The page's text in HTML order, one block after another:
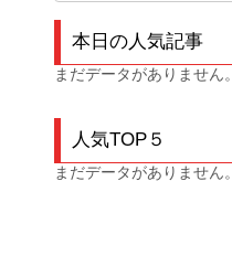
本日の人気記事
まだデータがありません。
人気TOP５
まだデータがありません。